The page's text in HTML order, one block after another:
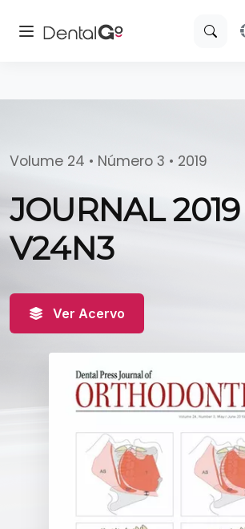
Volume 24 • Número 3 • 2019
JOURNAL 2019
V24N3
Ver Acervo